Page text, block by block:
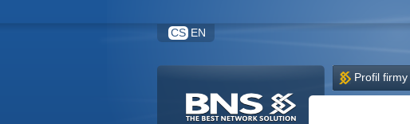
CS EN
Profil firmy